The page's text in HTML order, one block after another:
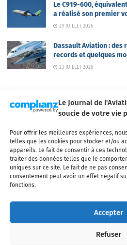
Le Journal de
soucie de votre vie
Pour offrir les meilleures expériences,
telles que les cookies pour stocker et/ou
appareils. Le fait de consentir à ces
traiter des données telles que le
uniques sur ce site. Le fait de ne pas
consentement peut avoir un effet négatif
fonctions.
Accepter
Refuser
Le C919-600,
a réalisé son premier
29 JUILLET 2026
Dassault Aviation :
records et quelques
23 JUILLET 2026
Qui sommes-nous ? Nous
Mentions légales
CGV Politique
l'industrie aéronautique, l'aviation
civils, l'aéronautique de défense et